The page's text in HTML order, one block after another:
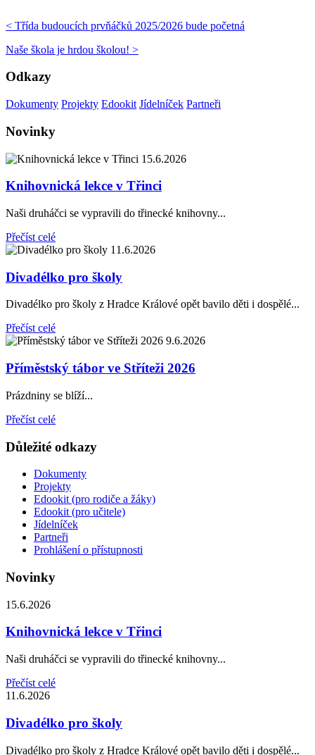
< Třída budoucích prvňáčků 2025/2026 bude početná
Naše škola je hrdou školou! >
Odkazy
Dokumenty Projekty Edookit Jídelníček Partneři
Novinky
15.6.2026
Knihovnická lekce v Třinci
Naši druháčci se vypravili do třinecké knihovny...
Přečíst celé
11.6.2026
Divadélko pro školy
Divadélko pro školy z Hradce Králové opět bavilo děti i dospělé...
Přečíst celé
9.6.2026
Příměstský tábor ve Stříteži 2026
Prázdniny se blíží...
Přečíst celé
Důležité odkazy
Dokumenty
Projekty
Edookit (pro rodiče a žáky)
Edookit (pro učitele)
Jídelníček
Partneři
Prohlášení o přístupnosti
Novinky
15.6.2026
Knihovnická lekce v Třinci
Naši druháčci se vypravili do třinecké knihovny...
Přečíst celé
11.6.2026
Divadélko pro školy
Divadélko pro školy z Hradce Králové opět bavilo děti i dospělé...